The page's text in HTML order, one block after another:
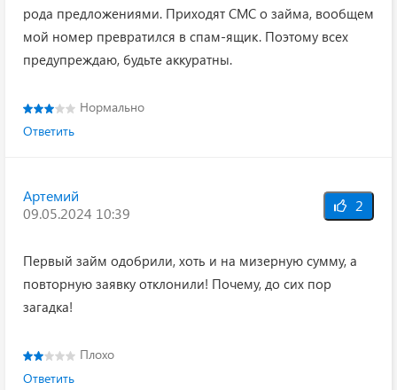
рода предложениями. Приходят СМС о займа, вообщем
мой номер превратился в спам-ящик. Поэтому всех
предупреждаю, будьте аккуратны.
Нормально
Ответить
Артемий
09.05.2024 10:39
2
Первый займ одобрили, хоть и на мизерную сумму, а
повторную заявку отклонили! Почему, до сих пор
загадка!
Плохо
Ответить